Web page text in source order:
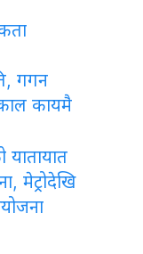
गगन
कायमै
यातायात
मेट्रोदेखि